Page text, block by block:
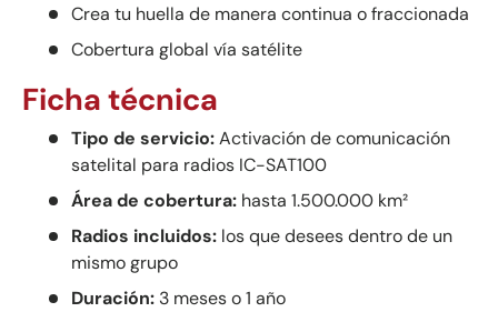
Crea tu huella de manera continua o fraccionada
Cobertura global vía satélite
Ficha técnica
Tipo de servicio:Activación de comunicación
satelital para radios IC-SAT100
Área de cobertura: hasta 1.500.000 km²
Radios incluidos: los que desees dentro de un
mismo grupo
Duración: 3 meses o 1 año